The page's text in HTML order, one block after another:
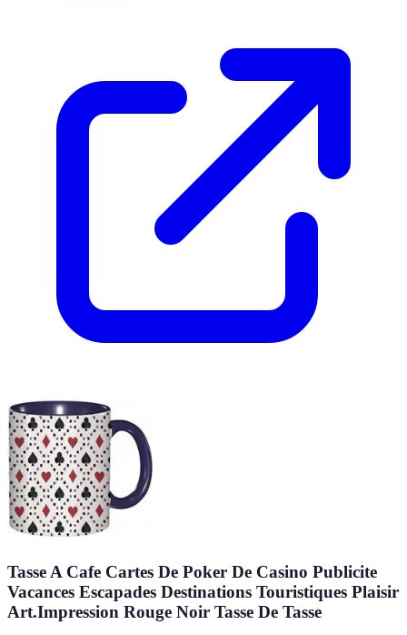
Tasse A Cafe Cartes De Poker De Casino Publicite
Vacances Escapades Destinations Touristiques Plaisir
Art.Impression Rouge Noir Tasse De Tasse